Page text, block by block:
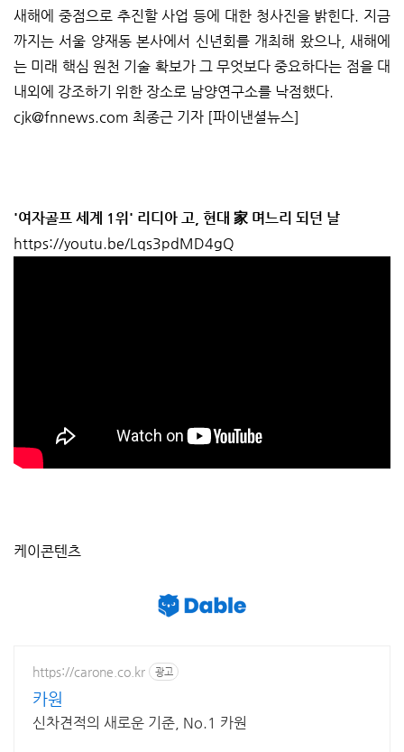
새해에 중점으로 추진할 사업 등에 대한 청사진을 밝힌다. 지금
까지는 서울 양재동 본사에서 신년회를 개최해 왔으나, 새해에
는 미래 핵심 원천 기술 확보가 그 무엇보다 중요하다는 점을 대
내외에 강조하기 위한 장소로 남양연구소를 낙점했다.
cjk@fnnews.com 최종근 기자 [파이낸셜뉴스]
'여자골프 세계 1위' 리디아 고, 현대 家 며느리 되던 날
https://youtu.be/Lqs3pdMD4gQ
케이콘텐츠
https://carone.co.kr 광고
카원
신차견적의 새로운 기준, No.1 카원